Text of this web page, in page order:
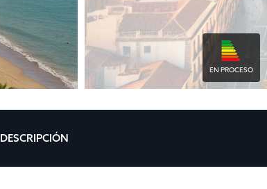
EN PROCESO
DESCRIPCIÓN